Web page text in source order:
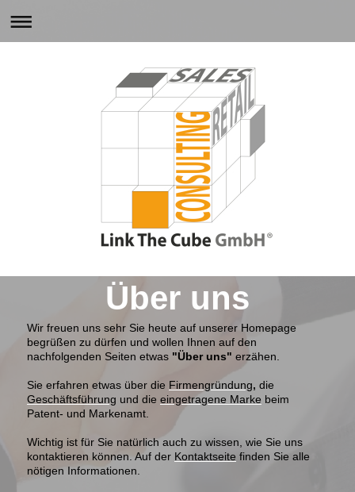
Über uns
Wir freuen uns sehr Sie heute auf unserer Homepage
begrüßen zu dürfen und wollen Ihnen auf den
nachfolgenden Seiten etwas "Über uns" erzähen.
Sie erfahren etwas über die Firmengründung, die
Geschäftsführung und die eingetragene Marke beim
Patent- und Markenamt.
Wichtig ist für Sie natürlich auch zu wissen, wie Sie uns
kontaktieren können. Auf der Kontaktseite finden Sie alle
nötigen Informationen